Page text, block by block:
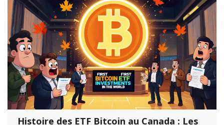
Histoire des ETF Bitcoin au Canada : Les